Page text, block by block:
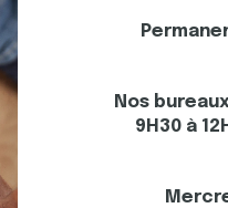
Nos
9H30 à